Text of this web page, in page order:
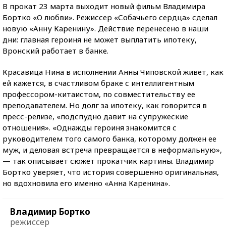
В прокат 23 марта выходит новый фильм Владимира
Бортко «О любви». Режиссер «Собачьего сердца» сделал
новую «Анну Каренину». Действие перенесено в наши
дни: главная героиня не может выплатить ипотеку,
Вронский работает в банке.
Красавица Нина в исполнении Анны Чиповской живет, как
ей кажется, в счастливом браке с интеллигентным
профессором-китаистом, по совместительству ее
преподавателем. Но долг за ипотеку, как говорится в
пресс-релизе, «подспудно давит на супружеские
отношения». «Однажды героиня знакомится с
руководителем того самого банка, которому должен ее
муж, и деловая встреча превращается в неформальную»,
— так описывает сюжет прокатчик картины. Владимир
Бортко уверяет, что история совершенно оригинальная,
но вдохновила его именно «Анна Каренина».
Владимир Бортко
режиссер